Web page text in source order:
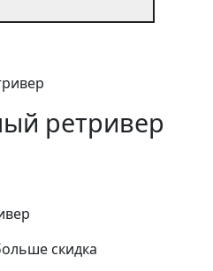
ретривер
скидка